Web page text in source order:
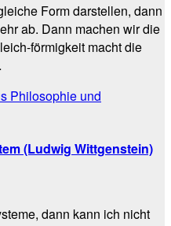
Form darstellen, dann
ab. Dann machen wir die
förmigkeit macht die
Philosophie und
(Ludwig Wittgenstein)
dann kann ich nicht